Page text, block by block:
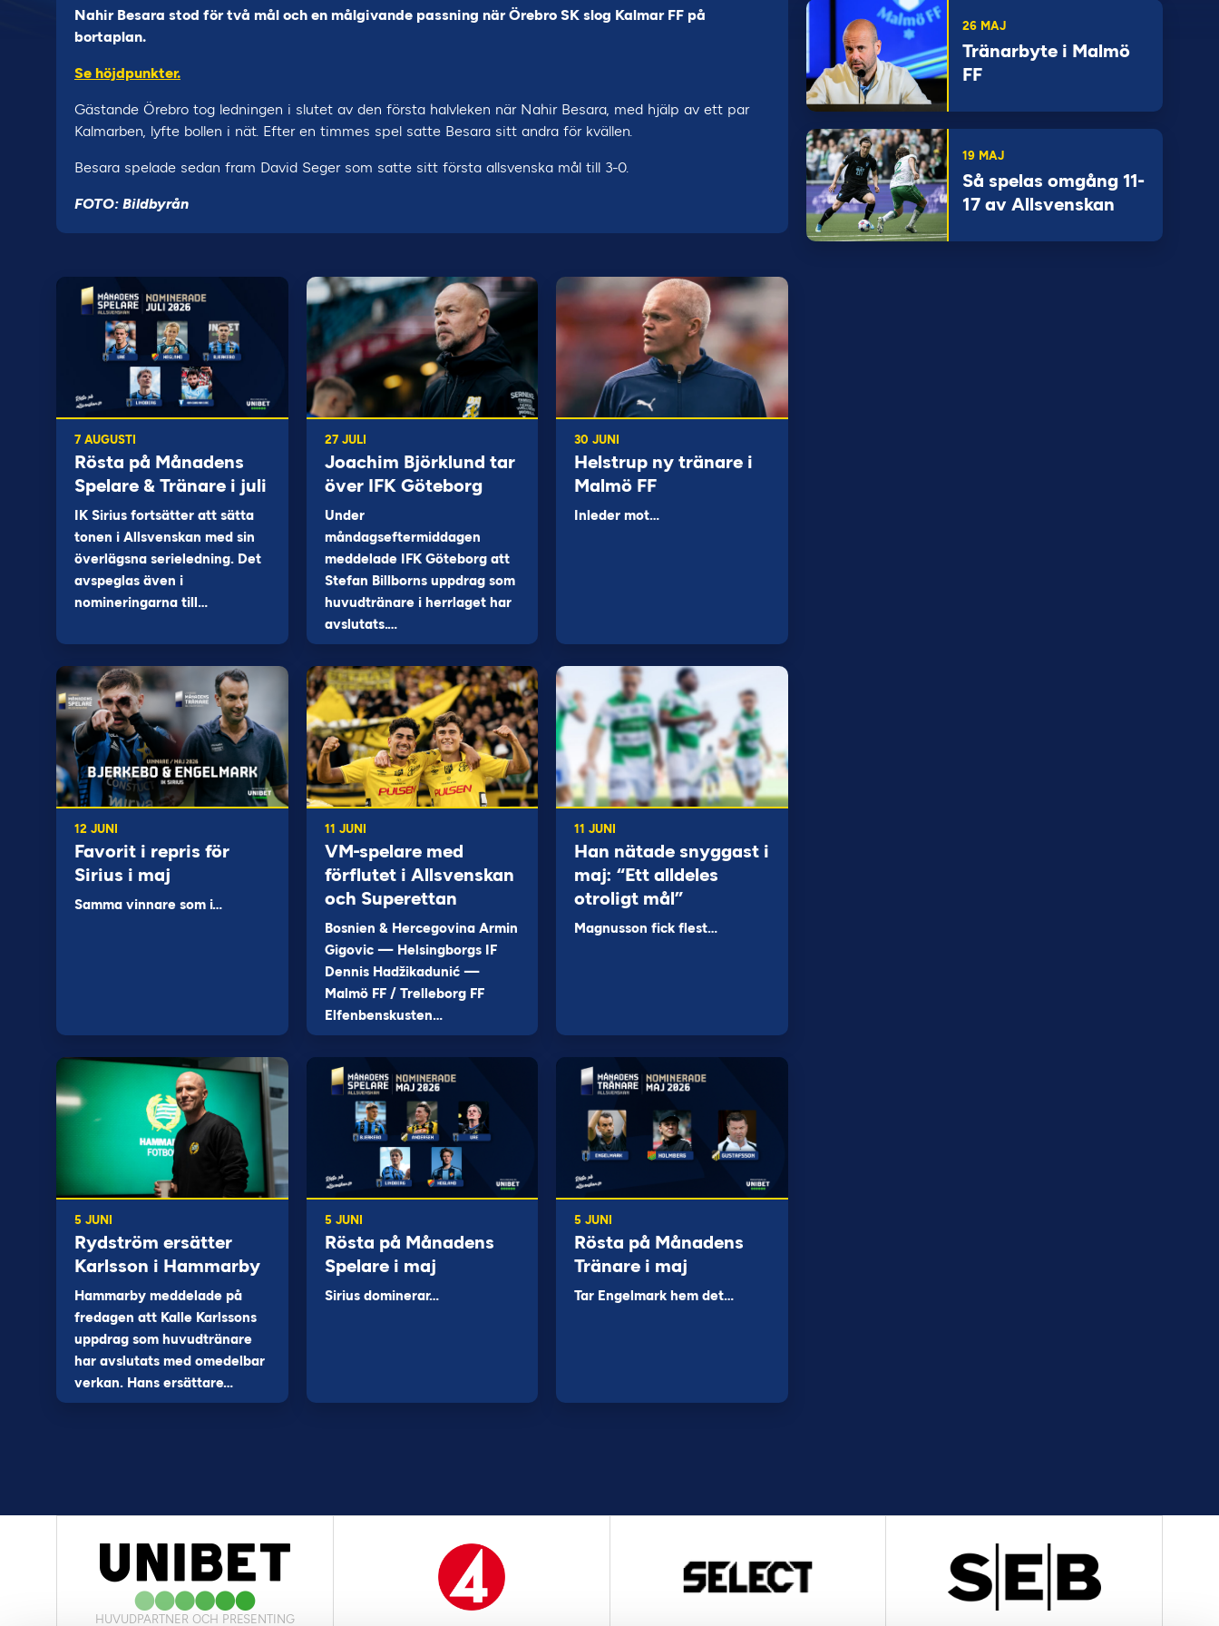
Nahir Besara stod för två mål och en målgivande passning när Örebro SK slog Kalmar FF på
bortaplan.
Se höjdpunkter.
Gästande Örebro tog ledningen i slutet av den första halvleken när Nahir Besara, med hjälp av ett par
Kalmarben, lyfte bollen i nät. Efter en timmes spel satte Besara sitt andra för kvällen.
Besara spelade sedan fram David Seger som satte sitt första allsvenska mål till 3-0.
FOTO: Bildbyrån
7 AUGUSTI
Rösta på Månadens
Spelare & Tränare i juli
IK Sirius fortsätter att sätta
tonen i Allsvenskan med sin
överlägsna serieledning. Det
avspeglas även i
nomineringarna till…
27 JULI
Joachim Björklund tar
över IFK Göteborg
Under
måndagseftermiddagen
meddelade IFK Göteborg att
Stefan Billborns uppdrag som
huvudtränare i herrlaget har
avslutats.…
30 JUNI
Helstrup ny tränare i
Malmö FF
Inleder mot…
12 JUNI
Favorit i repris för
Sirius i maj
Samma vinnare som i…
11 JUNI
VM-spelare med
förflutet i Allsvenskan
och Superettan
Bosnien & Hercegovina Armin
Gigovic — Helsingborgs IF
Dennis Hadžikadunić —
Malmö FF / Trelleborg FF
Elfenbenskusten…
11 JUNI
Han nätade snyggast i
maj: “Ett alldeles
otroligt mål”
Magnusson fick flest…
5 JUNI
Rydström ersätter
Karlsson i Hammarby
Hammarby meddelade på
fredagen att Kalle Karlssons
uppdrag som huvudtränare
har avslutats med omedelbar
verkan. Hans ersättare…
5 JUNI
Rösta på Månadens
Spelare i maj
Sirius dominerar…
5 JUNI
Rösta på Månadens
Tränare i maj
Tar Engelmark hem det…
26 MAJ
Tränarbyte i Malmö
FF
19 MAJ
Så spelas omgång 11-
17 av Allsvenskan
HUVUDPARTNER OCH PRESENTING